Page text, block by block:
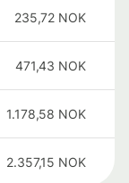
235,72 NOK
471,43 NOK
1.178,58 NOK
2.357,15 NOK